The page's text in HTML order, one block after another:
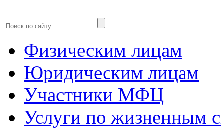
Физическим лицам
Юридическим лицам
Участники МФЦ
Услуги по жизненным